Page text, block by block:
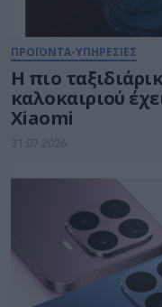
ΠΡΟΪΟΝΤΑ-ΥΠΗΡΕΣΙΕΣ
Η πιο
καλοκαιριού
Xiaomi
31.07.2026